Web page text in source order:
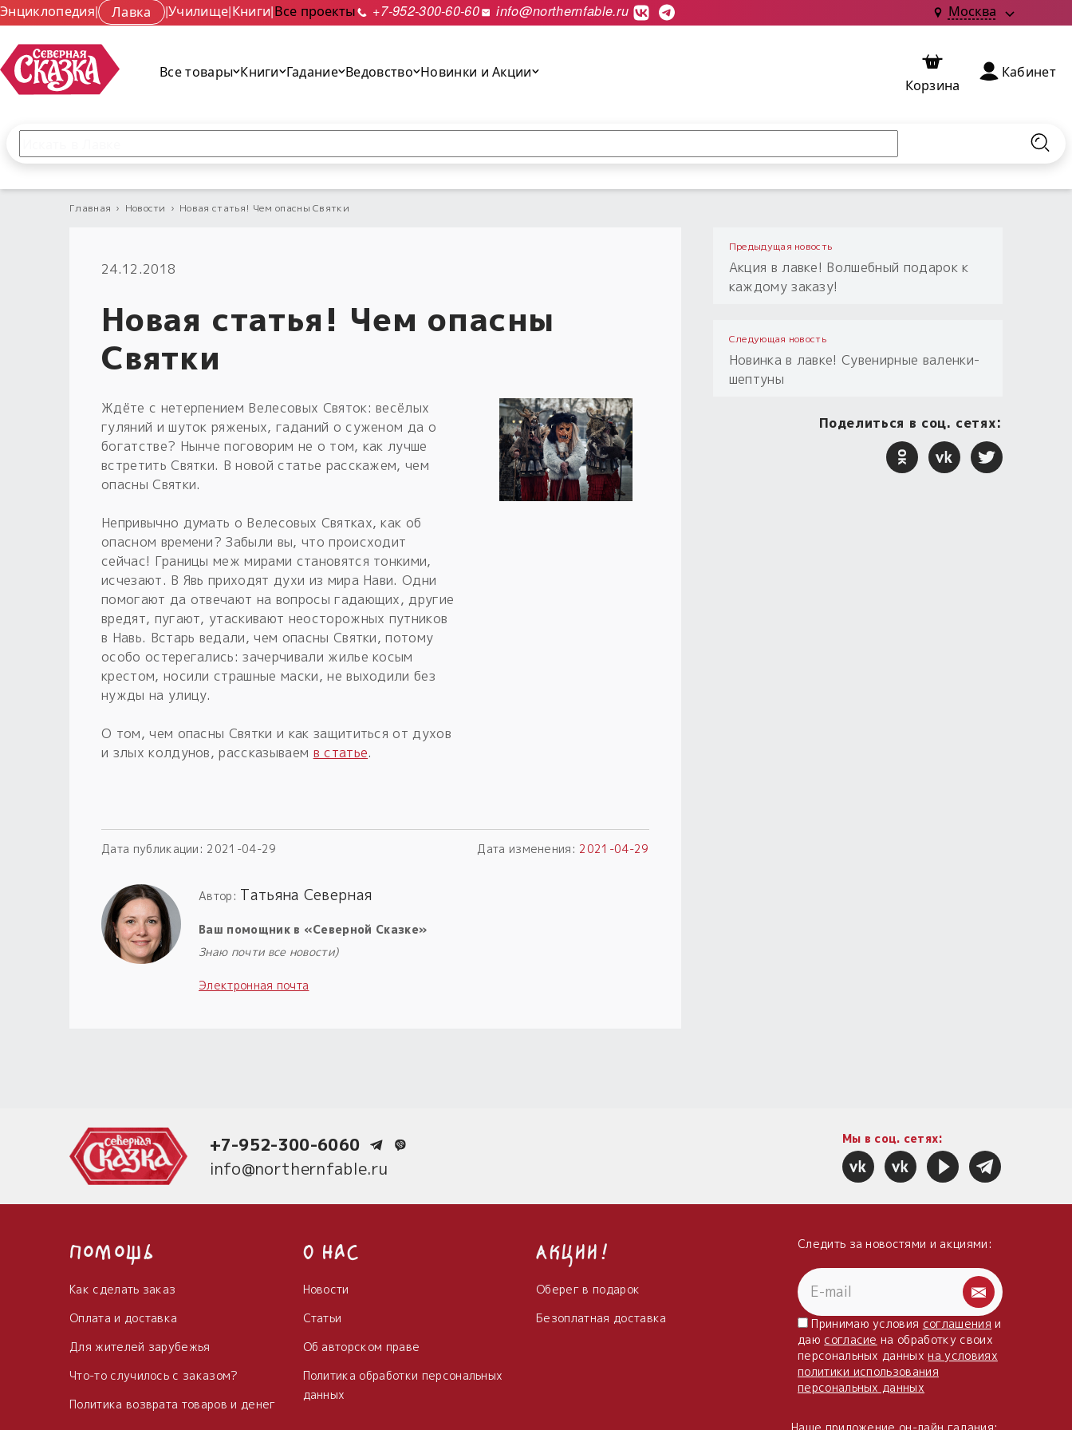
Энциклопедия| Лавка |Училище|Книги|Все проекты +7-952-300-60-60 info@northernfable.ru Москва
Все товары Книги Гадание Ведовство Новинки и Акции
Корзина
Кабинет
Главная › Новости › Новая статья! Чем опасны Святки
24.12.2018
Новая статья! Чем опасны
Святки
Ждёте с нетерпением Велесовых Святок: весёлых
гуляний и шуток ряженых, гаданий о суженом да о
богатстве? Нынче поговорим не о том, как лучше
встретить Святки. В новой статье расскажем, чем
опасны Святки.
Непривычно думать о Велесовых Святках, как об
опасном времени? Забыли вы, что происходит
сейчас! Границы меж мирами становятся тонкими,
исчезают. В Явь приходят духи из мира Нави. Одни
помогают да отвечают на вопросы гадающих, другие
вредят, пугают, утаскивают неосторожных путников
в Навь. Встарь ведали, чем опасны Святки, потому
особо остерегались: зачерчивали жилье косым
крестом, носили страшные маски, не выходили без
нужды на улицу.
О том, чем опасны Святки и как защититься от духов
и злых колдунов, рассказываем в статье.
Дата публикации: 2021-04-29 Дата изменения: 2021-04-29
Автор: Татьяна Северная
Ваш помощник в «Северной Сказке»
Знаю почти все новости)
Электронная почта
Предыдущая новость
Акция в лавке! Волшебный подарок к
каждому заказу!
Следующая новость
Новинка в лавке! Сувенирные валенки-
шептуны
Поделиться в соц. сетях:
+7-952-300-6060
info@northernfable.ru
Мы в соц. сетях:
Помощь
Как сделать заказ
Оплата и доставка
Для жителей зарубежья
Что-то случилось с заказом?
Политика возврата товаров и денег
О нас
Новости
Статьи
Об авторском праве
Политика обработки персональных
данных
Акции!
Оберег в подарок
Безоплатная доставка
Следить за новостями и акциями:
Принимаю условия соглашения и
даю согласие на обработку своих
персональных данныхна условиях
политики использования
персональных данных